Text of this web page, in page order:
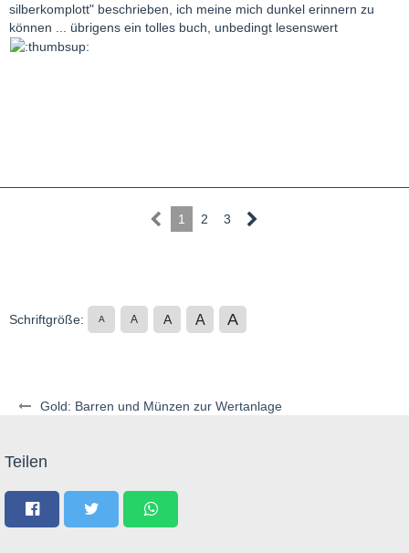
Gold: Barren und Münzen zur Wertanlage
silberkomplott" beschrieben, ich meine mich dunkel erinnern zu
können ... übrigens ein tolles buch, unbedingt lesenswert
1 2 3
Schriftgröße: A A A A A
Teilen